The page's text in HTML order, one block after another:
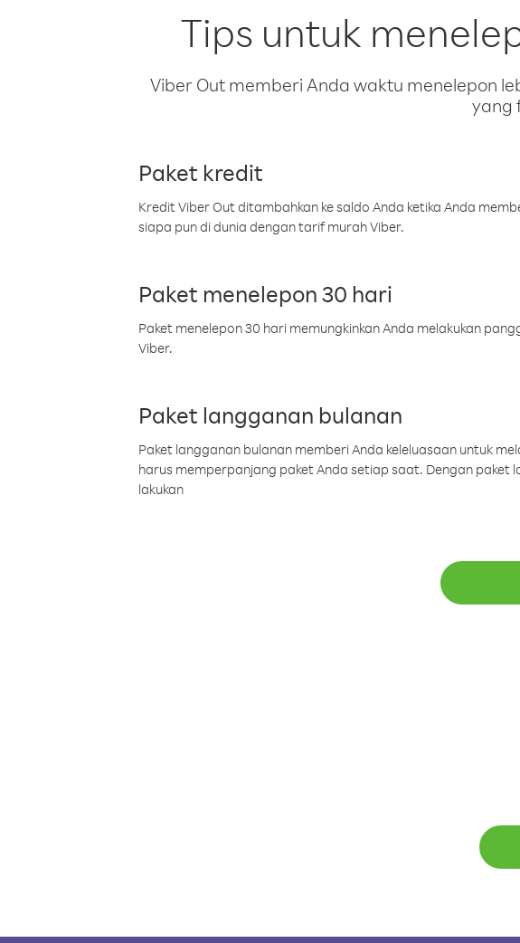
Tips untuk
Viber Out memberi Anda waktu menelepon
yang
Paket kredit
Kredit Viber Out ditambahkan ke saldo Anda ketika Anda
siapa pun di dunia dengan tarif murah Viber.
Paket menelepon 30 hari
Paket menelepon 30 hari memungkinkan Anda melakukan
Viber.
Paket langganan bulanan
Paket langganan bulanan memberi Anda keleluasaan untuk
harus memperpanjang paket Anda setiap saat. Dengan
lakukan